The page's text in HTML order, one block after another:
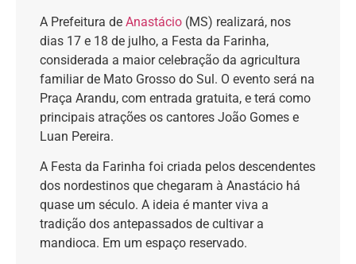
A Prefeitura de Anastácio (MS) realizará, nos
dias 17 e 18 de julho, a Festa da Farinha,
considerada a maior celebração da agricultura
familiar de Mato Grosso do Sul. O evento será na
Praça Arandu, com entrada gratuita, e terá como
principais atrações os cantores João Gomes e
Luan Pereira.
A Festa da Farinha foi criada pelos descendentes
dos nordestinos que chegaram à Anastácio há
quase um século. A ideia é manter viva a
tradição dos antepassados de cultivar a
mandioca. Em um espaço reservado.